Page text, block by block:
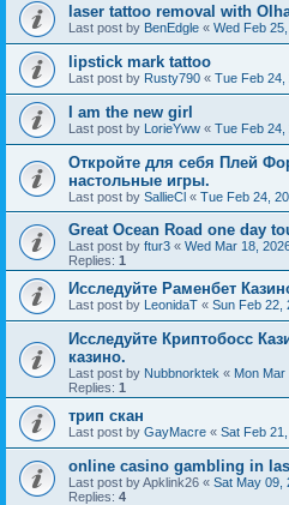
laser tattoo removal with
Last post by BenEdgle « Wed Feb
lipstick mark tattoo
Last post by Rusty790 « Tue Feb 24,
I am the new girl
Last post by LorieYww « Tue Feb 24,
Откройте для себя Плей
настольные игры.
Last post by SallieCl « Tue Feb 24,
Great Ocean Road one day
Last post by ftur3 « Wed Mar 18,
Replies: 1
Исследуйте Раменбет
Last post by LeonidaT « Sun Feb 22,
Исследуйте Криптобосс
казино.
Last post by Nubbnorktek « Mon Mar
Replies: 1
трип скан
Last post by GayMacre « Sat Feb
online casino gambling in
Last post byApklink26 « Sat May 09,
Replies: 4